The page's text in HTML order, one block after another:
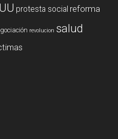
protesta social reforma
revolucion salud